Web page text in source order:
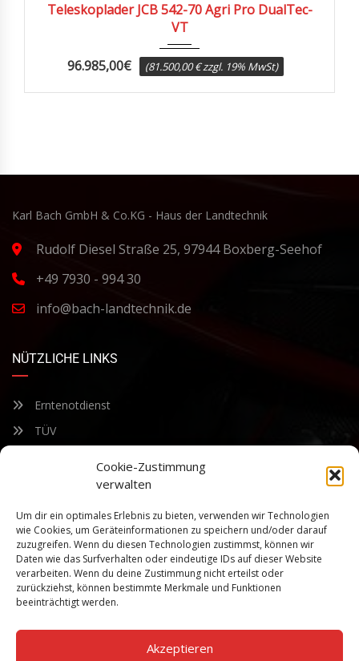
Cookie-Zustimmung
verwalten
Um dir ein optimales Erlebnis zu bieten, verwenden wir Technologien
wie Cookies, um Geräteinformationen zu speichern und/oder darauf
zuzugreifen. Wenn du diesen Technologien zustimmst, können wir
Daten wie das Surfverhalten oder eindeutige IDs auf dieser Website
verarbeiten. Wenn du deine Zustimmung nicht erteilst oder
zurückziehst, können bestimmte Merkmale und Funktionen
beeinträchtigt werden.
Akzeptieren
Teleskoplader JCB 542-70 Agri Pro DualTec-
VT
96.985,00€ (81.500,00 € zzgl. 19% MwSt)
Karl Bach GmbH & Co.KG - Haus der Landtechnik
Rudolf Diesel Straße 25, 97944 Boxberg-Seehof
+49 7930 - 994 30
info@bach-landtechnik.de
NÜTZLICHE LINKS
Erntenotdienst
TÜV
Bleiben Sie auf dem Laufenden über unsere sich ständig
weiterentwickelnden Produkteigenschaften und Technologien.
Geben Sie Ihre E-Mail-Adresse ein und abonnieren Sie unseren
Newsletter.